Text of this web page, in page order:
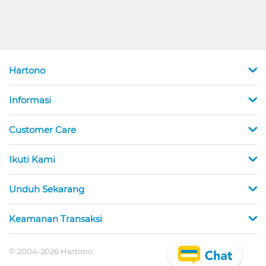
Hartono
Informasi
Customer Care
Ikuti Kami
Unduh Sekarang
Keamanan Transaksi
© 2004-2026 Hartono.